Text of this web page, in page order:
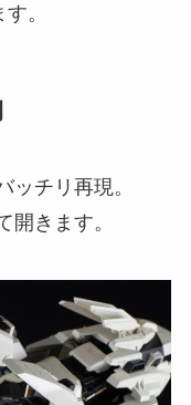
。
ッチリ再現。
開きます。